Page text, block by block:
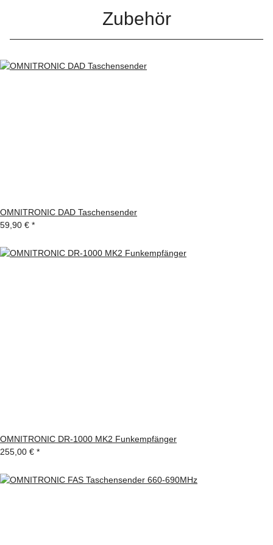
Zubehör
OMNITRONIC DAD Taschensender
59,90 € *
OMNITRONIC DR-1000 MK2 Funkempfänger
255,00 € *